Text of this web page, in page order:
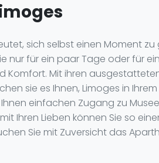
sich selbst einen Moment
nur für ein paar Tage oder für
Komfort. Mit ihren
sie es Ihnen, Limoges in
einfachen Zugang zu
Ihren Lieben können Sie so
Sie mit Zuversicht das